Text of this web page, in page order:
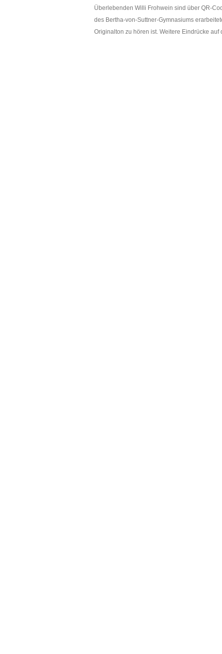
Überlebenden Willi Frohwein sind über QR-
des Bertha-von-Suttner-Gymnasiums
Originalton zu hören ist. Weitere Eindrücke